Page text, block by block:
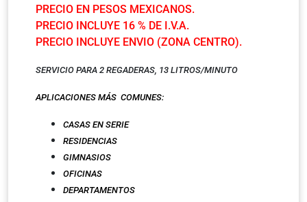
PRECIO EN PESOS MEXICANOS.
PRECIO INCLUYE 16 % DE I.V.A.
PRECIO INCLUYE ENVIO (ZONA CENTRO).
SERVICIO PARA 2 REGADERAS, 13 LITROS/MINUTO
APLICACIONES MÁS COMUNES:
CASAS EN SERIE
RESIDENCIAS
GIMNASIOS
OFICINAS
DEPARTAMENTOS